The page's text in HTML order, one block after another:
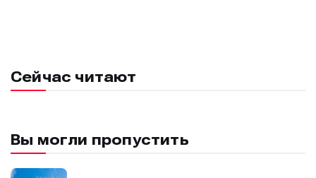
Сейчас читают
Вы могли пропустить